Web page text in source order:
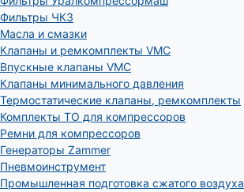
Фильтры ЧКЗ
Масла и смазки
Клапаны и ремкомплекты VMC
Впускные клапаны VMC
Клапаны минимального давления
Термостатические клапаны, ремкомплекты
Комплекты ТО для компрессоров
Ремни для компрессоров
Генераторы Zammer
Пневмоинструмент
Промышленная подготовка сжатого воздуха